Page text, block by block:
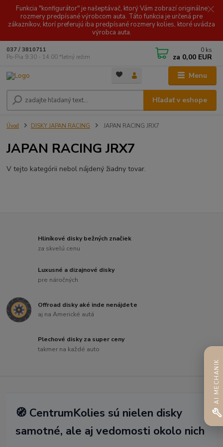
Funkcia "konfigurátor" je našeptávač, ktorý Vám zobrazí originálne
rozmery predpísané výrobcom auta. Táto funkcia je určená pre
zákazníkov, ktorí preferujú iba predpísané rozmery kolies, ktoré uvádza
výrobca auta.
Menu
Hľadať v eshope
037 / 3810711
Po-Pia 9.30 - 14.00 *letný režim
0 ks
za 0,00 EUR
Úvod DISKY JAPAN RACING JAPAN RACING JRX7
JAPAN RACING JRX7
V tejto kategórii nebol nájdený žiadny tovar.
Hliníkové disky bežných značiek
za skvelú cenu
Luxusné a dizajnové disky
pre náročných
Offroad disky aké inde nenájdete
aj na Americké autá
Plechové disky za super ceny
takmer na každé auto
🧭 CentrumKolies sú nielen disky
samotné, ale aj vedomosti okolo nich
AI MECHANIK